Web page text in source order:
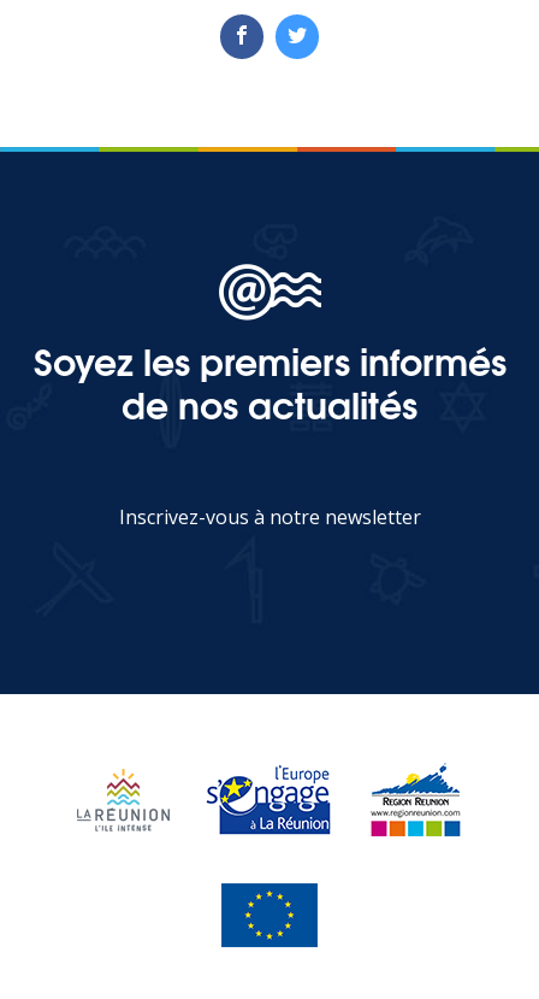
Soyez les premiers informés
de nos actualités
Inscrivez-vous à notre newsletter